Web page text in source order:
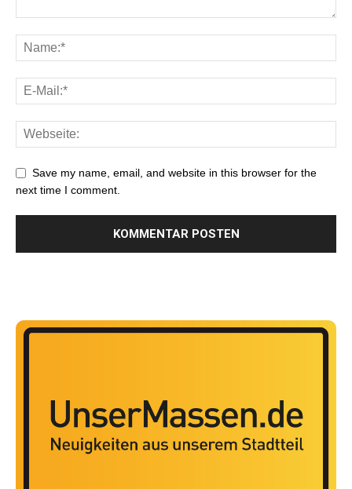
Save my name, email, and website in this browser for the
next time I comment.